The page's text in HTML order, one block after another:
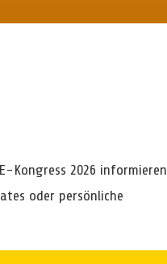
Kongress 2026 informieren
oder persönliche